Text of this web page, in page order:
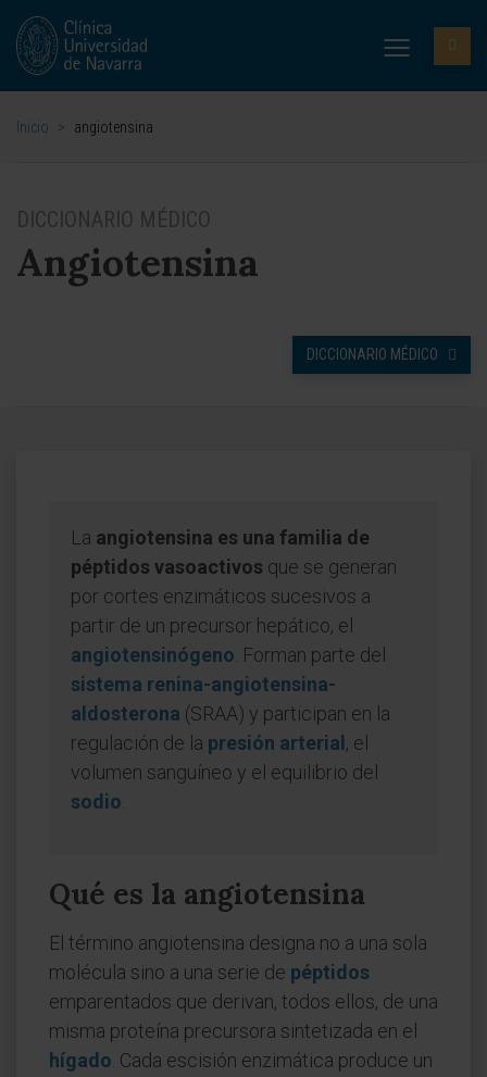
Inicio > angiotensina
DICCIONARIO MÉDICO
Angiotensina
DICCIONARIO MÉDICO
La angiotensina es una familia de
péptidos vasoactivos que se generan
por cortes enzimáticos sucesivos a
partir de un precursor hepático, el
angiotensinógeno . Forman parte del
sistema renina-angiotensina-
aldosterona (SRAA) y participan en la
regulación de la presión arterial , el
volumen sanguíneo y el equilibrio del
sodio
Qué es la angiotensina
El término angiotensina designa no a una sola
molécula sino a una serie de péptidos
emparentados que derivan, todos ellos, de una
misma proteína precursora sintetizada en el
hígado . Cada escisión enzimática produce un